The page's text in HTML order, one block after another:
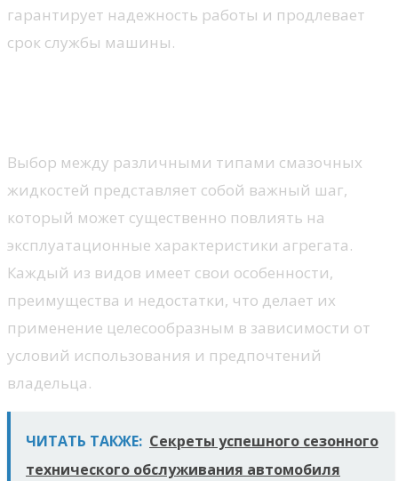
гарантирует надежность работы и продлевает
срок службы машины.
Выбор между различными типами смазочных
жидкостей представляет собой важный шаг,
который может существенно повлиять на
эксплуатационные характеристики агрегата.
Каждый из видов имеет свои особенности,
преимущества и недостатки, что делает их
применение целесообразным в зависимости от
условий использования и предпочтений
владельца.
ЧИТАТЬ ТАКЖЕ: Секреты успешного сезонного
технического обслуживания автомобиля